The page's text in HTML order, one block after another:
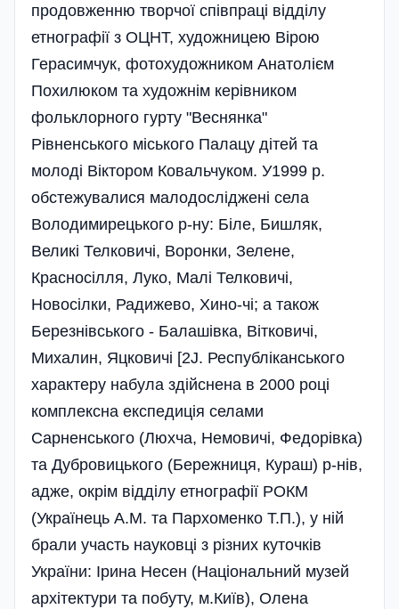
продовженню творчої співпраці відділу
етнографії з ОЦНТ, художницею Вірою
Герасимчук, фотохудожником Анатолієм
Похилюком та художнім керівником
фольклорного гурту "Веснянка"
Рівненського міського Палацу дітей та
молоді Віктором Ковальчуком. У1999 р.
обстежувалися малодосліджені села
Володимирецького р-ну: Біле, Бишляк,
Великі Телковичі, Воронки, Зелене,
Красносілля, Луко, Малі Телковичі,
Новосілки, Радижево, Хино-чі; а також
Березнівського - Балашівка, Вітковичі,
Михалин, Яцковичі [2J. Республіканського
характеру набула здійснена в 2000 році
комплексна експедиція селами
Сарненського (Люхча, Немовичі, Федорівка)
та Дубровицького (Бережниця, Кураш) р-нів,
адже, окрім відділу етнографії РОКМ
(Українець A.M. та Пархоменко Т.П.), у ній
брали участь науковці з різних куточків
України: Ірина Несен (Національний музей
архітектури та побуту, м.Київ), Олена